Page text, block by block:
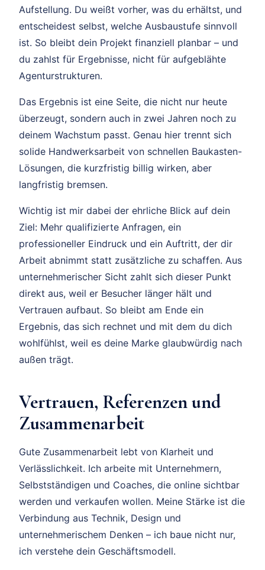
Aufstellung. Du weißt vorher, was du erhältst, und
entscheidest selbst, welche Ausbaustufe sinnvoll
ist. So bleibt dein Projekt finanziell planbar – und
du zahlst für Ergebnisse, nicht für aufgeblähte
Agenturstrukturen.
Das Ergebnis ist eine Seite, die nicht nur heute
überzeugt, sondern auch in zwei Jahren noch zu
deinem Wachstum passt. Genau hier trennt sich
solide Handwerksarbeit von schnellen Baukasten-
Lösungen, die kurzfristig billig wirken, aber
langfristig bremsen.
Wichtig ist mir dabei der ehrliche Blick auf dein
Ziel: Mehr qualifizierte Anfragen, ein
professioneller Eindruck und ein Auftritt, der dir
Arbeit abnimmt statt zusätzliche zu schaffen. Aus
unternehmerischer Sicht zahlt sich dieser Punkt
direkt aus, weil er Besucher länger hält und
Vertrauen aufbaut. So bleibt am Ende ein
Ergebnis, das sich rechnet und mit dem du dich
wohlfühlst, weil es deine Marke glaubwürdig nach
außen trägt.
Vertrauen, Referenzen und
Zusammenarbeit
Gute Zusammenarbeit lebt von Klarheit und
Verlässlichkeit. Ich arbeite mit Unternehmern,
Selbstständigen und Coaches, die online sichtbar
werden und verkaufen wollen. Meine Stärke ist die
Verbindung aus Technik, Design und
unternehmerischem Denken – ich baue nicht nur,
ich verstehe dein Geschäftsmodell.